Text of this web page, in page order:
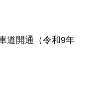
道開通（令和9年